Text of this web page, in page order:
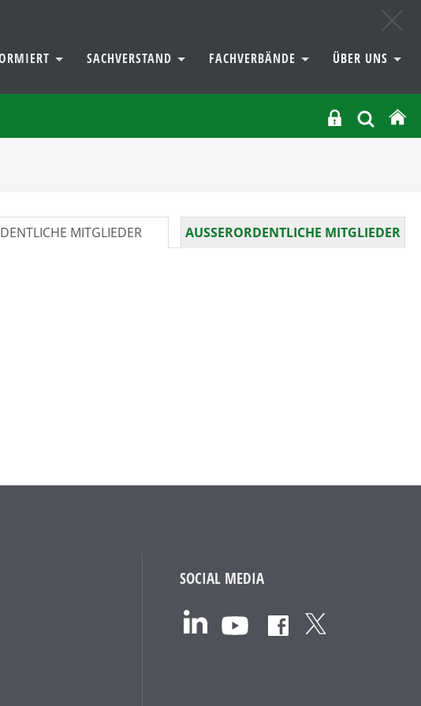
SACHVERSTAND FACHVERBÄNDE ÜBER UNS
MITGLIEDER AUSSERORDENTLICHE MITGLIEDER
SOCIAL MEDIA